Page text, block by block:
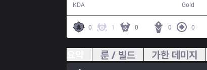
KDA Gold
0 1 0 0 0
룬 / 빌드 가한 데미지